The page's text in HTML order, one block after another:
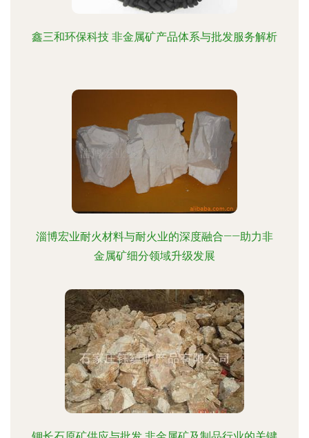
鑫三和环保科技 非金属矿产品体系与批发服务解析
淄博宏业耐火材料与耐火业的深度融合——助力非
金属矿细分领域升级发展